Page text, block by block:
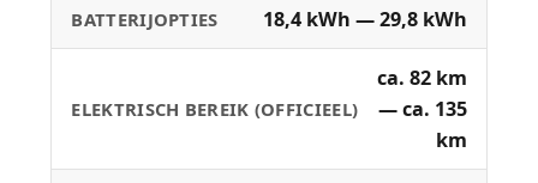
BATTERIJOPTIES 18,4 kWh — 29,8 kWh
ELEKTRISCH BEREIK (OFFICIEEL)
ca. 82 km
— ca. 135
km